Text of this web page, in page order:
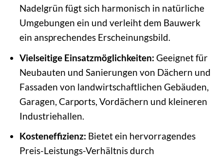
Nadelgrün fügt sich harmonisch in natürliche
Umgebungen ein und verleiht dem Bauwerk
ein ansprechendes Erscheinungsbild.
Vielseitige Einsatzmöglichkeiten: Geeignet für
Neubauten und Sanierungen von Dächern und
Fassaden von landwirtschaftlichen Gebäuden,
Garagen, Carports, Vordächern und kleineren
Industriehallen.
Kosteneffizienz: Bietet ein hervorragendes
Preis-Leistungs-Verhältnis durch